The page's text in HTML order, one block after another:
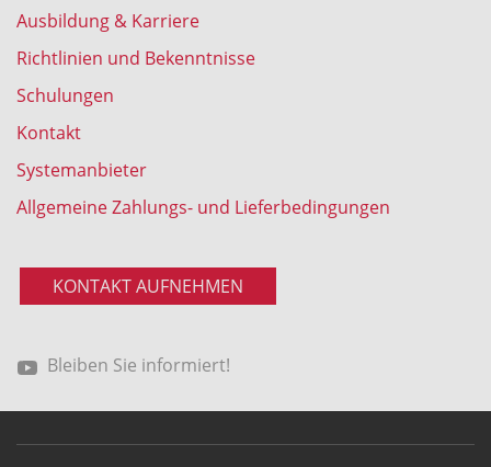
Ausbildung & Karriere
Richtlinien und Bekenntnisse
Schulungen
Kontakt
Systemanbieter
Allgemeine Zahlungs- und Lieferbedingungen
KONTAKT AUFNEHMEN
Bleiben Sie informiert!